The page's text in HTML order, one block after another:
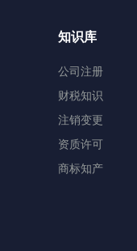
知识库
公司注册
财税知识
注销变更
资质许可
商标知产